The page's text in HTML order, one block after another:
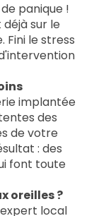
de panique !
sur le
Fini le stress
implantée
des
de votre
: des
font toute
oreilles ?
local